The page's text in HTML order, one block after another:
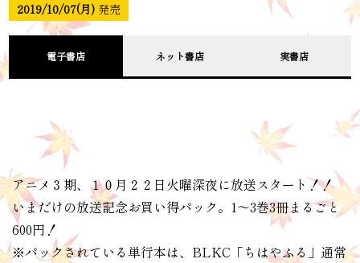
2019/10/07(月) 発売
電子書店 ネット書店 実書店
アニメ３期、１０月２２日火曜深夜に放送スタート！！
いまだけの放送記念お買い得パック。1～3巻3冊まるごと
600円！
※パックされている単行本は、BLKC「ちはやふる」通常